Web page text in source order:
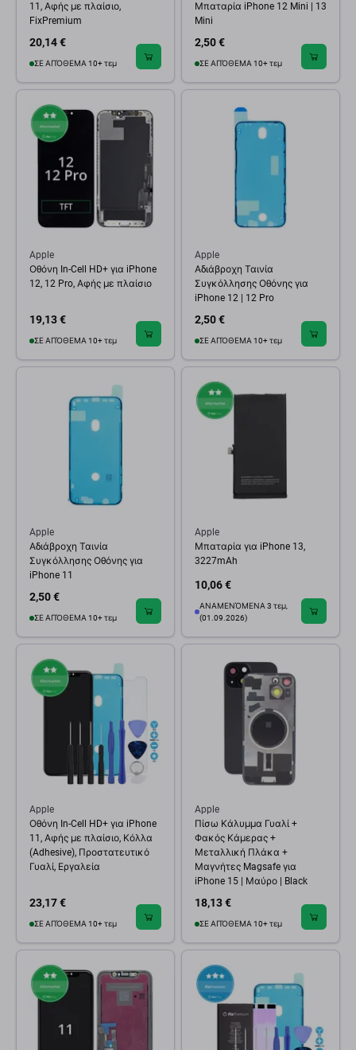
11, Αφής με πλαίσιο,
FixPremium
20,14 €
ΣΕ ΑΠΌΘΕΜΑ 10+ τεμ
Μπαταρία iPhone 12 Mini | 13
Mini
2,50 €
ΣΕ ΑΠΌΘΕΜΑ 10+ τεμ
Apple
Οθόνη In-Cell HD+ για iPhone
12, 12 Pro, Αφής με πλαίσιο
19,13 €
ΣΕ ΑΠΌΘΕΜΑ 10+ τεμ
Apple
Αδιάβροχη Ταινία
Συγκόλλησης Οθόνης για
iPhone 12 | 12 Pro
2,50 €
ΣΕ ΑΠΌΘΕΜΑ 10+ τεμ
Apple
Αδιάβροχη Ταινία
Συγκόλλησης Οθόνης για
iPhone 11
2,50 €
ΣΕ ΑΠΌΘΕΜΑ 10+ τεμ
Apple
Μπαταρία για iPhone 13,
3227mAh
10,06 €
ΑΝΑΜΕΝΌΜΕΝΑ 3 τεμ,
(01.09.2026)
Apple
Οθόνη In-Cell HD+ για iPhone
11, Αφής με πλαίσιο, Κόλλα
(Adhesive), Προστατευτικό
Γυαλί, Εργαλεία
23,17 €
ΣΕ ΑΠΌΘΕΜΑ 10+ τεμ
Apple
Πίσω Κάλυμμα Γυαλί +
Φακός Κάμερας +
Μεταλλική Πλάκα +
Μαγνήτες Magsafe για
iPhone 15 | Μαύρο | Black
18,13 €
ΣΕ ΑΠΌΘΕΜΑ 10+ τεμ